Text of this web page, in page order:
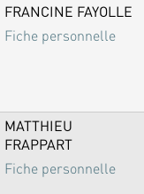
FRANCINE FAYOLLE
Fiche personnelle
MATTHIEU
FRAPPART
Fiche personnelle